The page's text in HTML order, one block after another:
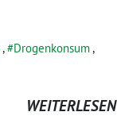
, Drogenkonsum,
WEITERLESEN